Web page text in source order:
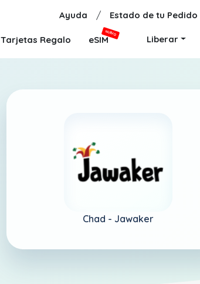
Ayuda / Estado de tu Pedido
Tarjetas Regalo eSIM
NUEVO
Liberar
Chad - Jawaker